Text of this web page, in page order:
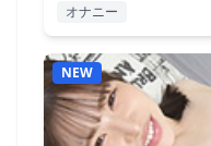
オナニー
NEW